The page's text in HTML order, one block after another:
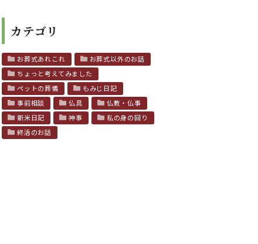
カテゴリ
お葬式あれこれ
お葬式以外のお話
ちょっと考えてみました
ペットの葬儀
もみじ日記
事前相談
仏具
仏教・仏事
新米日記
神事
私の身の回り
終活のお話